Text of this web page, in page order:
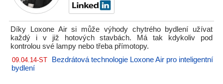
Díky Loxone Air si může výhody chytrého bydlení užívat
každý i v již hotových stavbách. Má tak kdykoliv pod
kontrolou své lampy nebo třeba přímotopy.
09.04.14-ST
Bezdrátová technologie Loxone Air pro inteligentní
bydlení